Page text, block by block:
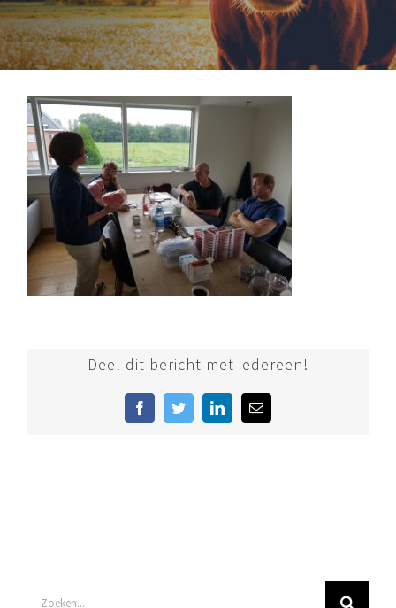
Deel dit bericht met iedereen!
FacebookTwitterLinkedIn
E-
mail
Zoeken